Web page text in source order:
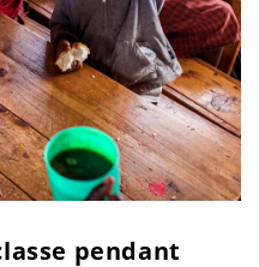
pendant